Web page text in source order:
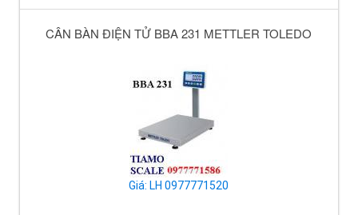
CÂN BÀN ĐIỆN TỬ BBA 231 METTLER TOLEDO
Giá: LH 0977771520